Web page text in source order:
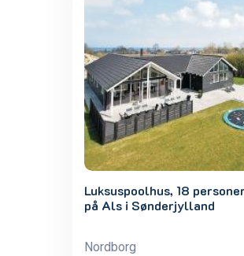
Luksuspoolhus, 18
på Als i Sønderjylland
Nordborg